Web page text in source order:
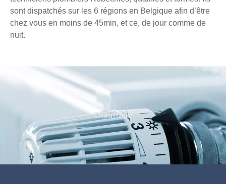
sont dispatchés sur les 6 régions en Belgique afin d’être
chez vous en moins de 45min, et ce, de jour comme de
nuit.
Chauffage